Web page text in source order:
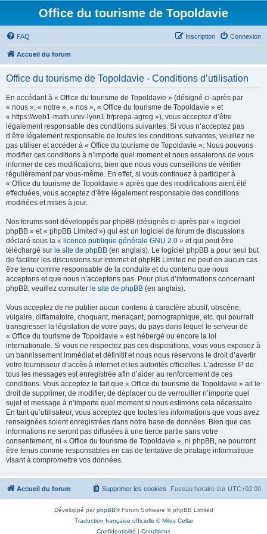
Office du tourisme de Topoldavie
FAQ Connexion
Inscription
Accueil du forum
Office du tourisme de Topoldavie - Conditions d’utilisation
En accédant à « Office du tourisme de Topoldavie » (désigné ci-après par
« nous », « notre », « nos », « Office du tourisme de Topoldavie » et
« https://web1-math.univ-lyon1.fr/prepa-agreg »), vous acceptez d’être
légalement responsable des conditions suivantes. Si vous n’acceptez pas
d’être légalement responsable de toutes les conditions suivantes, veuillez ne
pas utiliser et accéder à « Office du tourisme de Topoldavie ». Nous pouvons
modifier ces conditions à n’importe quel moment et nous essaierons de vous
informer de ces modifications, bien que nous vous conseillons de vérifier
régulièrement par vous-même. En effet, si vous continuez à participer à
« Office du tourisme de Topoldavie » après que des modifications aient été
effectuées, vous acceptez d’être légalement responsable des conditions
modifiées et mises à jour.
Nos forums sont développés par phpBB (désignés ci-après par « logiciel
phpBB » et « phpBB Limited ») qui est un logiciel de forum de discussions
déclaré sous la « licence publique générale GNU 2.0 » et qui peut être
téléchargé sur le site de phpBB (en anglais). Le logiciel phpBB a pour seul but
de faciliter les discussions sur internet et phpBB Limited ne peut en aucun cas
être tenu comme responsable de la conduite et du contenu que nous
acceptons et que nous n’acceptons pas. Pour plus d’informations concernant
phpBB, veuillez consulter le site de phpBB (en anglais).
Vous acceptez de ne publier aucun contenu à caractère abusif, obscène,
vulgaire, diffamatoire, choquant, menaçant, pornographique, etc. qui pourrait
transgresser la législation de votre pays, du pays dans lequel le serveur de
« Office du tourisme de Topoldavie » est hébergé ou encore la loi
internationale. Si vous ne respectez pas ces dispositions, vous vous exposez à
un bannissement immédiat et définitif et nous nous réservons le droit d’avertir
votre fournisseur d’accès à internet et les autorités officielles. L’adresse IP de
tous les messages est enregistrée afin d’aider au renforcement de ces
conditions. Vous acceptez le fait que « Office du tourisme de Topoldavie » ait le
droit de supprimer, de modifier, de déplacer ou de verrouiller n’importe quel
sujet et message à n’importe quel moment si nous estimons cela nécessaire.
En tant qu’utilisateur, vous acceptez que toutes les informations que vous avez
renseignées soient enregistrées dans notre base de données. Bien que ces
informations ne seront pas diffusées à une tierce partie sans votre
consentement, ni « Office du tourisme de Topoldavie », ni phpBB, ne pourront
être tenus comme responsables en cas de tentative de piratage informatique
visant à compromettre vos données.
Accueil du forum Fuseau horaire sur UTC+02:00
Supprimer les cookies
Développé parphpBB® Forum Software © phpBB Limited
Traduction française officielle ©Miles Cellar
Confidentialité | Conditions